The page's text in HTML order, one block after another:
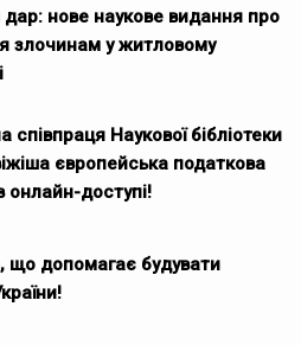
нове наукове видання про
злочинам у житловому
співпраця Наукової бібліотеки
європейська податкова
онлайн-доступі!
що допомагає будувати